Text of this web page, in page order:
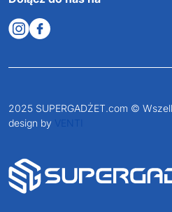
2025 SUPERGADŻET.com ©
design by VENTI